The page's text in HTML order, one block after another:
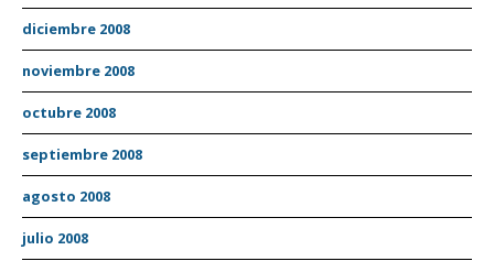
diciembre 2008
noviembre 2008
octubre 2008
septiembre 2008
agosto 2008
julio 2008